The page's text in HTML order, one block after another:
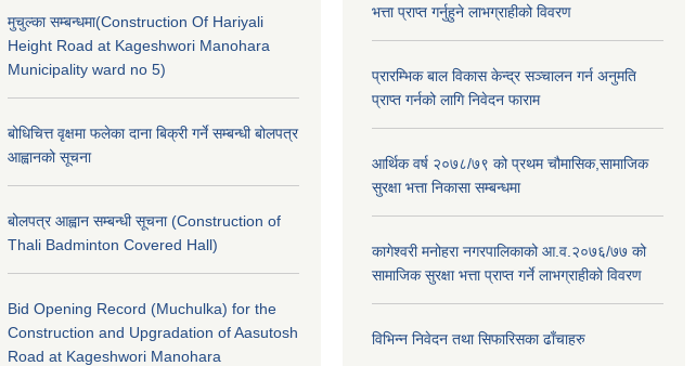
मुचुल्का सम्बन्धमा(Construction Of Hariyali
Height Road at Kageshwori Manohara
Municipality ward no 5)
बोधिचित्त वृक्षमा फलेका दाना बिक्री गर्ने सम्बन्धी बोलपत्र
आह्वानको सूचना
बोलपत्र आह्वान सम्बन्धी सूचना (Construction of
Thali Badminton Covered Hall)
Bid Opening Record (Muchulka) for the
Construction and Upgradation of Aasutosh
Road at Kageshwori Manohara
भत्ता प्राप्त गर्नुहुने लाभग्राहीको विवरण
प्रारम्भिक बाल विकास केन्द्र सञ्चालन गर्न अनुमति
प्राप्त गर्नको लागि निवेदन फाराम
आर्थिक वर्ष २०७८/७९ को प्रथम चौमासिक,सामाजिक
सुरक्षा भत्ता निकासा सम्बन्धमा
कागेश्वरी मनोहरा नगरपालिकाको आ.व.२०७६/७७ को
सामाजिक सुरक्षा भत्ता प्राप्त गर्ने लाभग्राहीको विवरण
विभिन्न निवेदन तथा सिफारिसका ढाँचाहरु